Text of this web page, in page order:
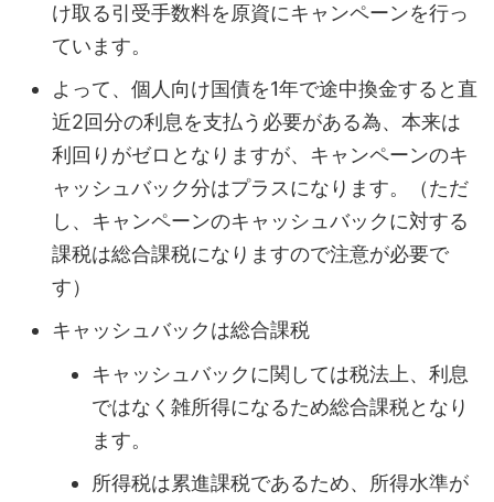
け取る引受手数料を原資にキャンペーンを行っ
ています。
よって、個人向け国債を1年で途中換金すると直
近2回分の利息を支払う必要がある為、本来は
利回りがゼロとなりますが、キャンペーンのキ
ャッシュバック分はプラスになります。（ただ
し、キャンペーンのキャッシュバックに対する
課税は総合課税になりますので注意が必要で
す）
キャッシュバックは総合課税
キャッシュバックに関しては税法上、利息
ではなく雑所得になるため総合課税となり
ます。
所得税は累進課税であるため、所得水準が